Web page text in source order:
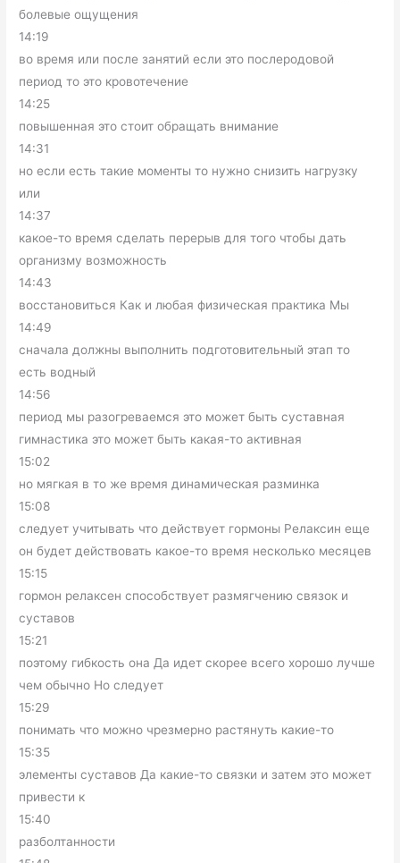
болевые ощущения
14:19
во время или после занятий если это послеродовой
период то это кровотечение
14:25
повышенная это стоит обращать внимание
14:31
но если есть такие моменты то нужно снизить нагрузку
или
14:37
какое-то время сделать перерыв для того чтобы дать
организму возможность
14:43
восстановиться Как и любая физическая практика Мы
14:49
сначала должны выполнить подготовительный этап то
есть водный
14:56
период мы разогреваемся это может быть суставная
гимнастика это может быть какая-то активная
15:02
но мягкая в то же время динамическая разминка
15:08
следует учитывать что действует гормоны Релаксин еще
он будет действовать какое-то время несколько месяцев
15:15
гормон релаксен способствует размягчению связок и
суставов
15:21
поэтому гибкость она Да идет скорее всего хорошо лучше
чем обычно Но следует
15:29
понимать что можно чрезмерно растянуть какие-то
15:35
элементы суставов Да какие-то связки и затем это может
привести к
15:40
разболтанности